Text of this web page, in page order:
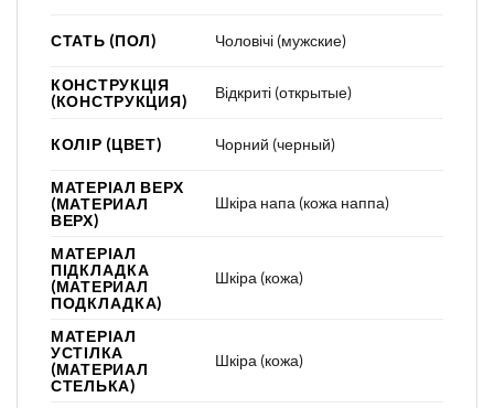
СТАТЬ (ПОЛ) Чоловічі (мужские)
КОНСТРУКЦІЯ
(КОНСТРУКЦИЯ)
Відкриті (открытые)
КОЛІР (ЦВЕТ) Чорний (черный)
МАТЕРІАЛ ВЕРХ
(МАТЕРИАЛ
ВЕРХ)
Шкіра напа (кожа наппа)
МАТЕРІАЛ
ПІДКЛАДКА
(МАТЕРИАЛ
ПОДКЛАДКА)
Шкіра (кожа)
МАТЕРІАЛ
УСТІЛКА
(МАТЕРИАЛ
СТЕЛЬКА)
Шкіра (кожа)